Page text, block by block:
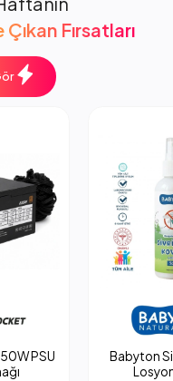
Çıkan Fırsatları
PSU
Babyton